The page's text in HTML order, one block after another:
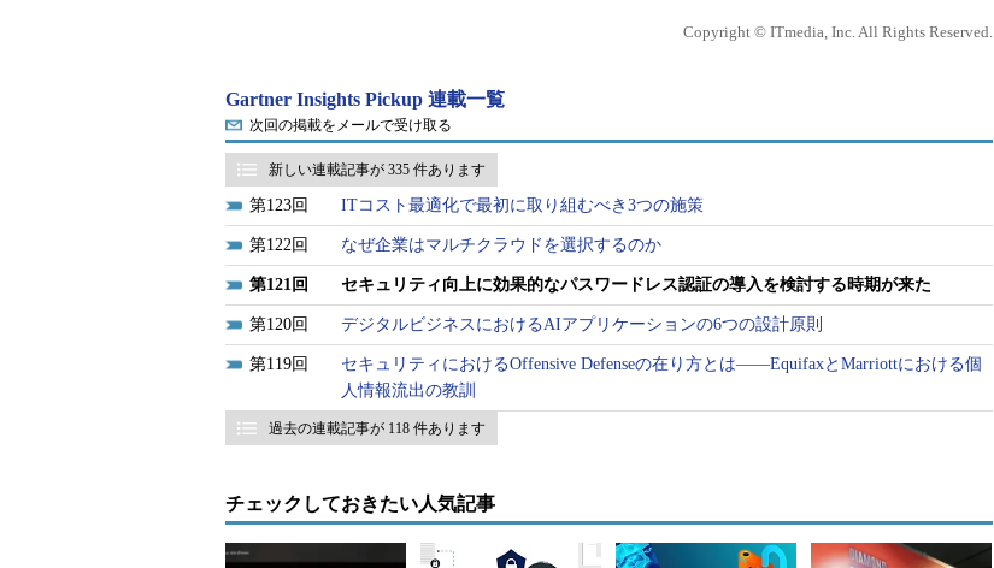
「Gartnerは2022年までに、グローバル大企業の60％と中堅企業の90％が、ユースケー
割合は2018年には5％だった」
パスワードレス認証はその性質上、パスワードの使用に伴うセキュリティとユーザー
エクスペリエンス（UX）の問題を取り除く。また、さまざまな付加的メリットをユーザ
ーと企業に提供する。
パスワードレス認証を使えば、ユーザーは、パスワードを覚えておく必要も入力する
必要もない。そうなればUX、そして顧客エクスペリエンスの向上と合理化につながる。
さらに、パスワードレス認証では、企業はパスワードの集中的な保存と管理を行う必要
がなくなる。これによってセキュリティの向上、侵害の減少、サポートコストの削減と
いうメリットが得られる。
セキュリティやアイデンティティー／アクセス管理（IAM）の担当リーダーがパスワ
アプローチ1：単一認証要素としてレガシーパスワードを置き換える
Copyright © ITmedia, Inc. All Rights Reserved.
Gartner Insights Pickup 連載一覧
次回の掲載をメールで受け取る
新しい連載記事が 335 件あります
123 ITコスト最適化で最初に取り組むべき3つの施策
122 なぜ企業はマルチクラウドを選択するのか
121 セキュリティ向上に効果的なパスワードレス認証の導入を検討する時期が来た
120 デジタルビジネスにおけるAIアプリケーションの6つの設計原則
119
セキュリティにおけるOffensive Defenseの在り方とは――EquifaxとMarriottにおける個
人情報流出の教訓
過去の連載記事が 118 件あります
チェックしておきたい人気記事